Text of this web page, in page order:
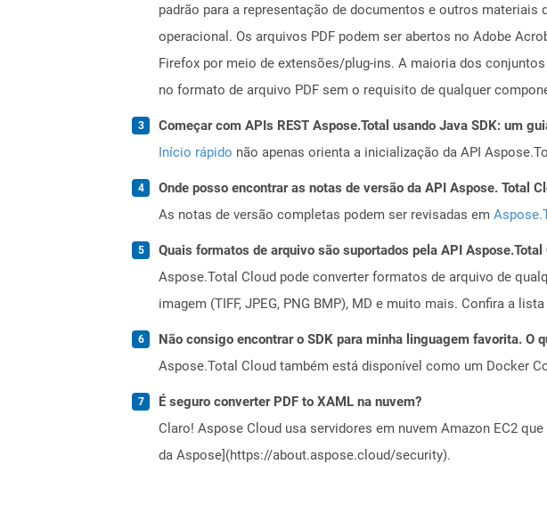
padrão para a representação de documentos e outros
operacional. Os arquivos PDF podem ser abertos no Adobe
Firefox por meio de extensões/plug-ins. A maioria dos
no formato de arquivo PDF sem o requisito de qualquer
Começar com APIs REST Aspose.Total usando Java SDK: um
Início rápido não apenas orienta a inicialização da API
Onde posso encontrar as notas de versão da API Aspose. Total
As notas de versão completas podem ser revisadas em
Quais formatos de arquivo são suportados pela API Aspose.Total
Aspose.Total Cloud pode converter formatos de arquivo de
imagem (TIFF, JPEG, PNG BMP), MD e muito mais. Confira a
Não consigo encontrar o SDK para minha linguagem favorita. O
Aspose.Total Cloud também está disponível como um Docker
É seguro converter PDF to XAML na nuvem?
Claro! Aspose Cloud usa servidores em nuvem Amazon EC2
da Aspose](https://about.aspose.cloud/security).